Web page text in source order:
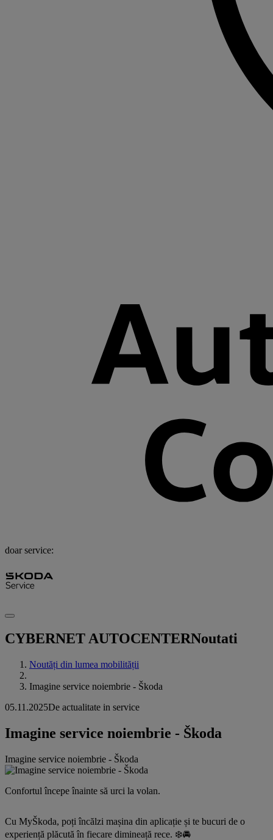
doar service:
CYBERNET AUTOCENTERNoutati
Noutăți din lumea mobilității
Imagine service noiembrie - Škoda
05.11.2025De actualitate in service
Imagine service noiembrie - Škoda
Imagine service noiembrie - Škoda
Confortul începe înainte să urci la volan.
Cu MyŠkoda, poți încălzi mașina din aplicație și te bucuri de o
experiență plăcută în fiecare dimineață rece. ❄️🚘